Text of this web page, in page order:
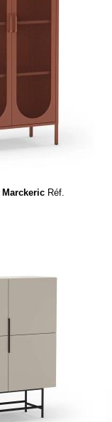
Marckeric Réf.